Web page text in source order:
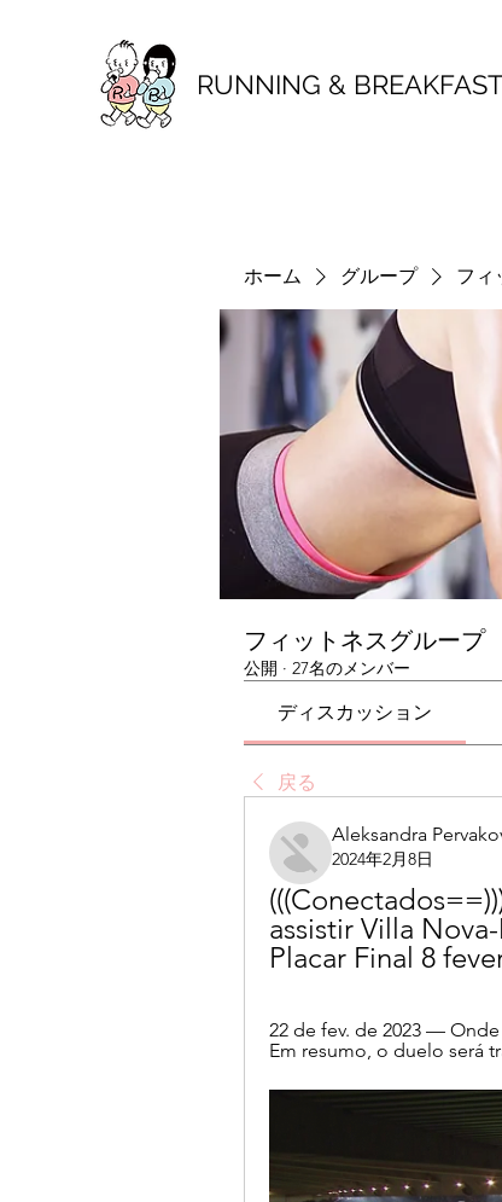
RUNNING & BREAKFAST
ホーム グループ フィ
フィットネスグループ
公開 · 27名のメンバー
ディスカッション
戻る
Aleksandra
2024年2月8日
assistir Villa
Placar Final 8
22 de fev. de 2023 —
Em resumo, o duelo será